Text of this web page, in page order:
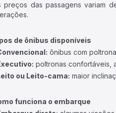
preços das passagens variam
de ônibus disponíveis
ônibus com
poltronas confortáveis,
ou Leito-cama: maior
funciona o embarque